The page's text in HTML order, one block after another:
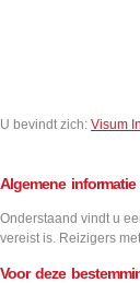
U bevindt zich: Visum
Algemene informatie
Onderstaand vindt u
vereist is. Reizigers
Voor deze